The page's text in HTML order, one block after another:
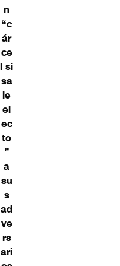
n
“c
ár
ce
l si
sa
le
el
ec
to
”
a
su
s
ad
ve
rs
ari